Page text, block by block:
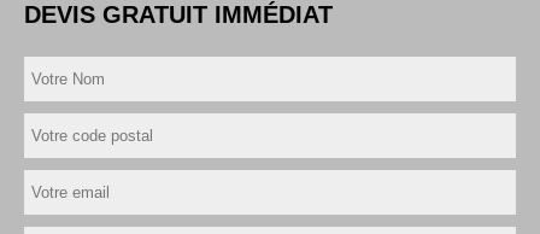
DEVIS GRATUIT IMMÉDIAT